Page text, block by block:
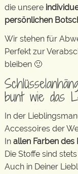
die unsere
persönlichen
Wir stehen für
Perfekt zur
bleiben 🙂
bunt wie das
In der
Accessoires der
In allen Farben des
Die Stoffe sind
Auch in Deiner